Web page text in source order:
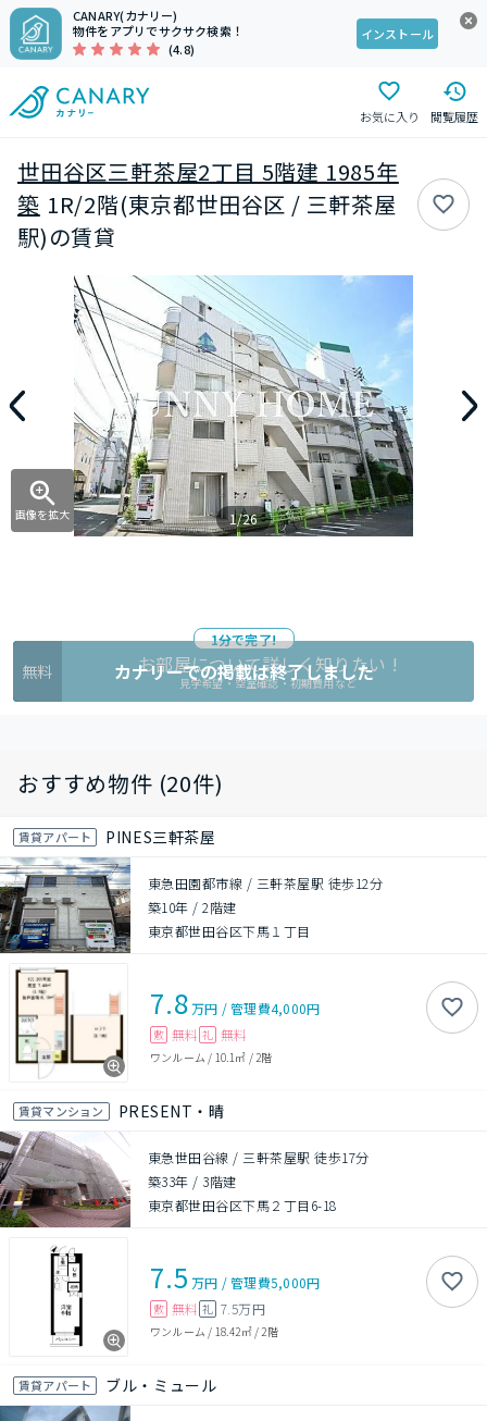
CANARY(カナリー)
物件をアプリでサクサク検索！
(4.8)
インストール
お気に入り 閲覧履歴
世田谷区三軒茶屋2丁目 5階建 1985年
築 1R/2階(東京都世田谷区 / 三軒茶屋
駅)の賃貸
画像を拡大 1/26
1分で完了!
無料 お部屋について詳しく知りたい !
見学希望・空室確認・初期費用など
カナリーでの掲載は終了しました
おすすめ物件 (20件)
賃貸アパート PINES三軒茶屋
東急田園都市線 / 三軒茶屋駅 徒歩12分
築10年 /2階建
東京都世田谷区下馬１丁目
7.8万円 /管理費4,000円
敷 無料 礼 無料
ワンルーム / 10.1㎡ / 2階
賃貸マンション PRESENT・晴
東急世田谷線 / 三軒茶屋駅 徒歩17分
築33年 / 3階建
東京都世田谷区下馬２丁目6-18
7.5 万円 /管理費5,000円
敷 無料 礼 7.5万円
ワンルーム / 18.42㎡/ 2階
賃貸アパート ブル・ミュール